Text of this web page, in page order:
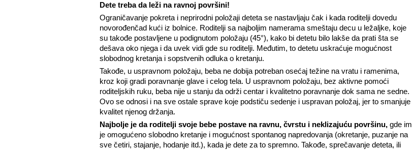
Dete treba da leži na ravnoj površini!
Ograničavanje pokreta i neprirodni položaji deteta se nastavljaju čak i kada roditelji dovedu
novorođenčad kući iz bolnice. Roditelji sa najboljim namerama smeštaju decu u ležaljke, koje
su takođe postavljene u podignutom položaju (45°), kako bi detetu bilo lakše da prati šta se
dešava oko njega i da uvek vidi gde su roditelji. Međutim, to detetu uskraćuje mogućnost
slobodnog kretanja i sopstvenih odluka o kretanju.
Takođe, u uspravnom položaju, beba ne dobija potreban osećaj težine na vratu i ramenima,
kroz koji gradi poravnanje glave i celog tela. U uspravnom položaju, bez aktivne pomoći
roditeljskih ruku, beba nije u stanju da održi centar i kvalitetno poravnanje dok sama ne sedne.
Ovo se odnosi i na sve ostale sprave koje podstiču sedenje i uspravan položaj, jer to smanjuje
kvalitet njenog držanja.
Najbolje je da roditelji svoje bebe postave na ravnu, čvrstu i neklizajuću površinu,gde im
je omogućeno slobodno kretanje i mogućnost spontanog napredovanja (okretanje, puzanje na
sve četiri, stajanje, hodanje itd.), kada je dete za to spremno. Takođe, sprečavanje deteta, ili